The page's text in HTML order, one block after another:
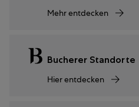
Mehr entdecken
Bucherer Standorte
Hier entdecken